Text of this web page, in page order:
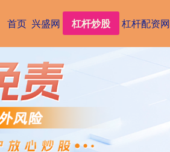
首页 兴盛网 杠杆炒股 杠杆配资网